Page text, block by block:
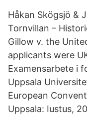
Håkan Skögsjö &
Tornvillan –
Gillow v. the
applicants were
Examensarbete i
Uppsala
European
Uppsala: Iustus,